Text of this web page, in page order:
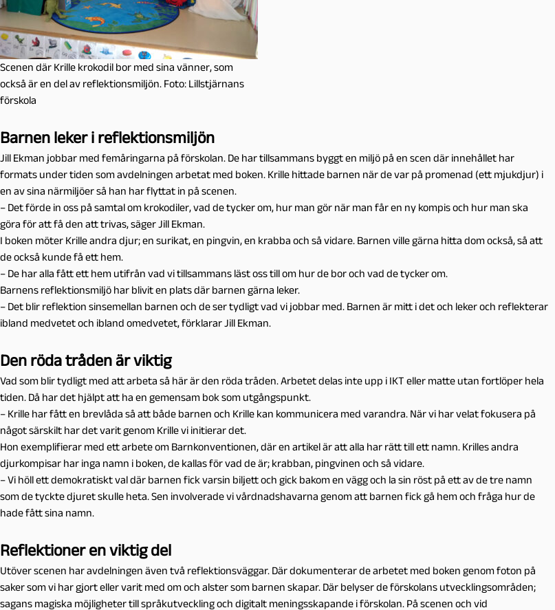
Scenen där Krille krokodil bor med sina vänner, som
också är en del av reflektionsmiljön. Foto: Lillstjärnans
förskola
Barnen leker i reflektionsmiljön
Jill Ekman jobbar med femåringarna på förskolan. De har tillsammans byggt en miljö på en scen där innehållet har
formats under tiden som avdelningen arbetat med boken. Krille hittade barnen när de var på promenad (ett mjukdjur) i
en av sina närmiljöer så han har flyttat in på scenen.
– Det förde in oss på samtal om krokodiler, vad de tycker om, hur man gör när man får en ny kompis och hur man ska
göra för att få den att trivas, säger Jill Ekman.
I boken möter Krille andra djur; en surikat, en pingvin, en krabba och så vidare. Barnen ville gärna hitta dom också, så att
de också kunde få ett hem.
– De har alla fått ett hem utifrån vad vi tillsammans läst oss till om hur de bor och vad de tycker om.
Barnens reflektionsmiljö har blivit en plats där barnen gärna leker.
– Det blir reflektion sinsemellan barnen och de ser tydligt vad vi jobbar med. Barnen är mitt i det och leker och reflekterar
ibland medvetet och ibland omedvetet, förklarar Jill Ekman.
Den röda tråden är viktig
Vad som blir tydligt med att arbeta så här är den röda tråden. Arbetet delas inte upp i IKT eller matte utan fortlöper hela
tiden. Då har det hjälpt att ha en gemensam bok som utgångspunkt.
– Krille har fått en brevlåda så att både barnen och Krille kan kommunicera med varandra. När vi har velat fokusera på
något särskilt har det varit genom Krille vi initierar det.
Hon exemplifierar med ett arbete om Barnkonventionen, där en artikel är att alla har rätt till ett namn. Krilles andra
djurkompisar har inga namn i boken, de kallas för vad de är; krabban, pingvinen och så vidare.
– Vi höll ett demokratiskt val där barnen fick varsin biljett och gick bakom en vägg och la sin röst på ett av de tre namn
som de tyckte djuret skulle heta. Sen involverade vi vårdnadshavarna genom att barnen fick gå hem och fråga hur de
hade fått sina namn.
Reflektioner en viktig del
Utöver scenen har avdelningen även två reflektionsväggar. Där dokumenterar de arbetet med boken genom foton på
saker som vi har gjort eller varit med om och alster som barnen skapar. Där belyser de förskolans utvecklingsområden;
sagans magiska möjligheter till språkutveckling och digitalt meningsskapande i förskolan. På scenen och vid